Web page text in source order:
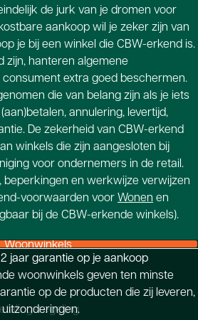
de jurk van je dromen voor
aankoop wil je zeker zijn van
je bij een winkel die CBW-erkend is.
zijn, hanteren algemene
extra goed beschermen.
die van belang zijn als je iets
annulering, levertijd,
De zekerheid van CBW-erkend
winkels die zijn aangesloten bij
voor ondernemers in de retail.
beperkingen en werkwijze verwijzen
voorwaarden voorWonen en
bij de CBW-erkende winkels).
Woonwinkels
jaar garantie op je aankoop
woonwinkels geven ten minste
op de producten die zij leveren,